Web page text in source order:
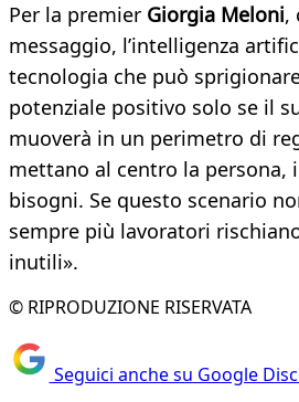
Per la premier Giorgia Meloni,
messaggio, l’intelligenza
tecnologia che può
potenziale positivo solo se il
muoverà in un perimetro di
mettano al centro la persona,
bisogni. Se questo scenario
sempre più lavoratori
inutili».
© RIPRODUZIONE RISERVATA
Seguici anche su Google